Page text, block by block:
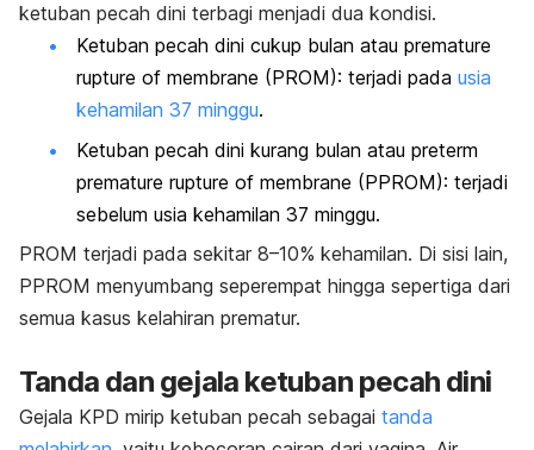
ketuban pecah dini terbagi menjadi dua kondisi.
Ketuban pecah dini cukup bulan atau premature
rupture of membrane (PROM): terjadi pada usia
kehamilan 37 minggu.
Ketuban pecah dini kurang bulan atau preterm
premature rupture of membrane (PPROM): terjadi
sebelum usia kehamilan 37 minggu.
PROM terjadi pada sekitar 8–10% kehamilan. Di sisi lain,
PPROM menyumbang seperempat hingga sepertiga dari
semua kasus kelahiran prematur.
Tanda dan gejala ketuban pecah dini
Gejala KPD mirip ketuban pecah sebagai tanda